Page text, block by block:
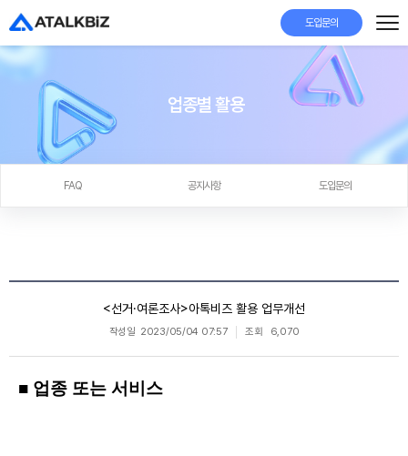
도입문의
업종별 활용
FAQ 공지사항 도입문의
<선거·여론조사>아톡비즈 활용 업무개선
작성일 2023/05/04 07:57 조회 6,070
■ 업종 또는 서비스